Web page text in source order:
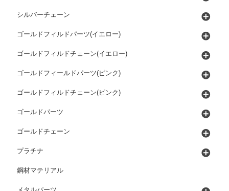
シルバーチェーン
ゴールドフィルドパーツ(イエロー)
ゴールドフィルドチェーン(イエロー)
ゴールドフィールドパーツ(ピンク)
ゴールドフィルドチェーン(ピンク)
ゴールドパーツ
ゴールドチェーン
プラチナ
鋼材マテリアル